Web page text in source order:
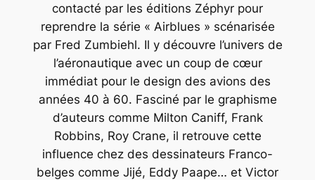
contacté par les éditions Zéphyr pour
reprendre la série « Airblues » scénarisée
par Fred Zumbiehl. Il y découvre l’univers de
l’aéronautique avec un coup de cœur
immédiat pour le design des avions des
années 40 à 60. Fasciné par le graphisme
d’auteurs comme Milton Caniff, Frank
Robbins, Roy Crane, il retrouve cette
influence chez des dessinateurs Franco-
belges comme Jijé, Eddy Paape… et Victor